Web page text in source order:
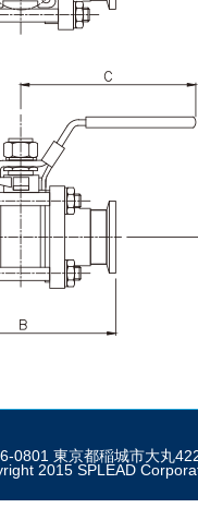
0801 東京都稲城市大丸
2015 SPLEAD